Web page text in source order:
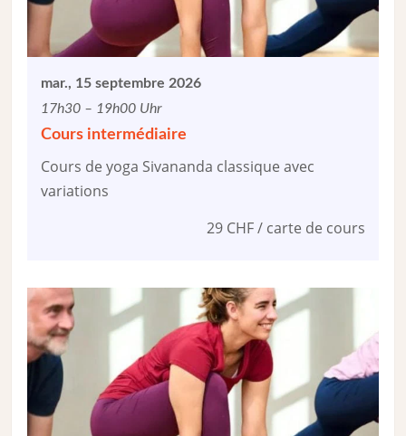
mar., 15 septembre 2026
17h30 – 19h00 Uhr
Cours intermédiaire
Cours de yoga Sivananda classique avec
variations
29 CHF / carte de cours